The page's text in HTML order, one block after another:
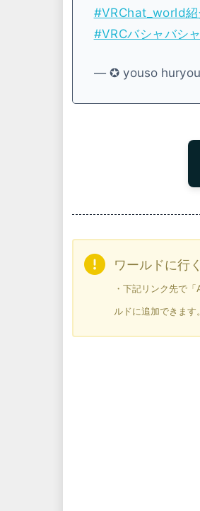
#VRChat_world紹
#VRCバシャバシャ
— ✪ youso
ワールドに行
・下記リンク先で
ルドに追加できます。